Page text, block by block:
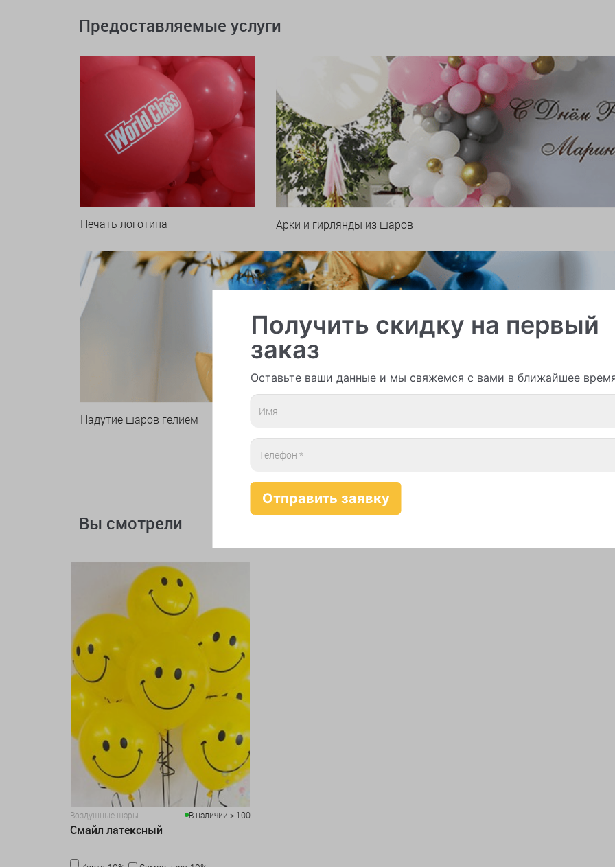
Предоставляемые услуги
Печать логотипа Арки и гирлянды из шаров
Надутие шаров гелием
Вы смотрели
Воздушные шары В наличии > 100
Смайл латексный
Получить скидку на первый
заказ
Оставьте ваши данные и мы свяжемся с вами в ближайшее